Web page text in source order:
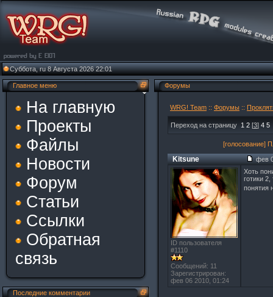
Суббота, ru 8 Августа 2026 22:01
Главное меню
На главную
Проекты
Файлы
Новости
Форум
Статьи
Ссылки
Обратная
связь
Последние комментарии
Форумы
WRG! Team :: Форумы ::
Переход на страницу 1 2 [3] 4 5
[голосование]
Kitsune фев
ID пользователя
#1110
Сообщений: 11
Зарегистрирован:
фев 06 2010, 01:24
Хоть
готики
понятия